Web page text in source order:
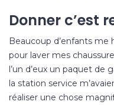
Donner c’est
Beaucoup d’enfants me
pour laver mes
l’un d’eux un paquet de
la station service
réaliser une chose